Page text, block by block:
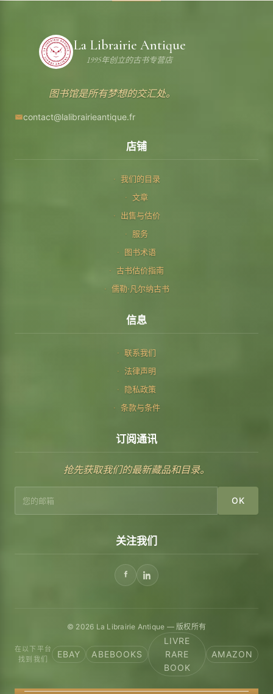
La Librairie Antique
1995年创立的古书专营店
图书馆是所有梦想的交汇处。
contact@lalibrairieantique.fr
店铺
我们的目录
文章
出售与估价
服务
图书术语
古书估价指南
儒勒·凡尔纳古书
信息
联系我们
法律声明
隐私政策
条款与条件
订阅通讯
抢先获取我们的最新藏品和目录。
OK
关注我们
© 2026 La Librairie Antique — 版权所有
在以下平台
找到我们
EBAY ABEBOOKS
LIVRE
RARE
BOOK
AMAZON